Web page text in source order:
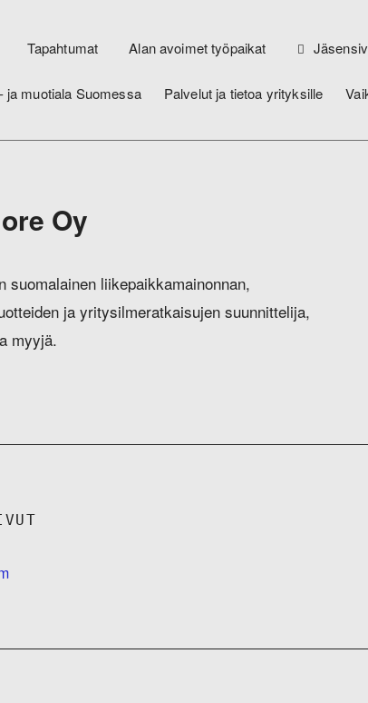
Tapahtumat Alan avoimet työpaikat
ja muotiala Suomessa Palvelut ja tietoa yrityksille
Oy
suomalainen liikepaikkamainonnan,
ja yritysilmeratkaisujen suunnittelija,
myyjä.